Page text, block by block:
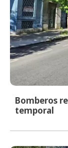
Bomberos
temporal